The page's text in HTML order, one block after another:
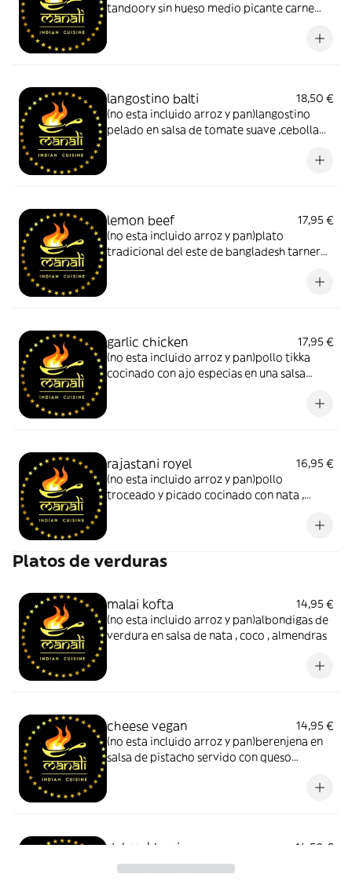
tandoory sin hueso medio picante carne
langostino balti
18,50 €
(no esta incluido arroz y pan)langostino
pelado en salsa de tomate suave ,cebolla
lemon beef
17,95 €
(no esta incluido arroz y pan)plato
tradicional del este de bangladesh tarnera
garlic chicken
17,95 €
(no esta incluido arroz y pan)pollo tikka
cocinado con ajo especias en una salsa
rajastani royel
16,95 €
(no esta incluido arroz y pan)pollo
troceado y picado cocinado con nata ,
Platos de verduras
malai kofta
14,95 €
(no esta incluido arroz y pan)albondigas de
verdura en salsa de nata , coco , almendras
cheese vegan
14,95 €
(no esta incluido arroz y pan)berenjena en
salsa de pistacho servido con queso
dal makhani
14,50 €
(no esta incluido arroz y pan)lentejas negras